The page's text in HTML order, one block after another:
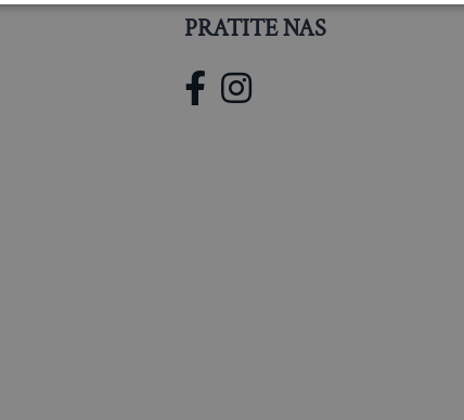
PRATITE NAS